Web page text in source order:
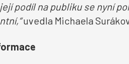
podíl na publiku se nyní
uvedla Michaela